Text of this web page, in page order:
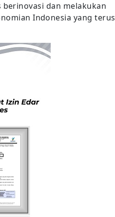
dan melakukan
Indonesia yang terus